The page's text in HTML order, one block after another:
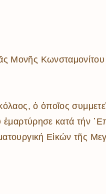
Μονῆς
ὁ ὁποῖος
κατά τήν
Εἰκών τῆς